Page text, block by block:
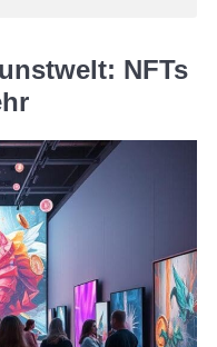
NFTs